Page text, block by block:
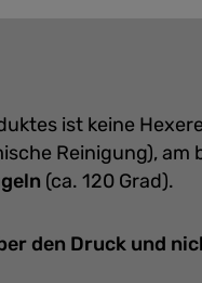
ist keine
Reinigung), am
(ca. 120 Grad).
den Druck und